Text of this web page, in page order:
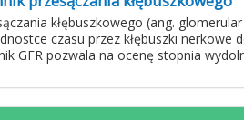
kłębuszkowego (ang.
czasu przez kłębuszki
GFR pozwala na ocenę stopnia